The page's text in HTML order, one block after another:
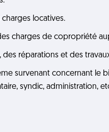
locatives.
charges de copropriété
des réparations et des
survenant concernant le
syndic, administration,